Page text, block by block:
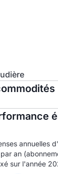
annuelles
an
sur l'année